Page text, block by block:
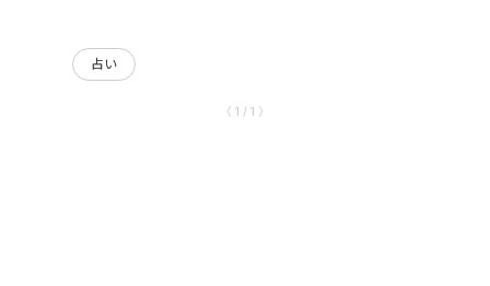
占い
〈 1 / 1 〉